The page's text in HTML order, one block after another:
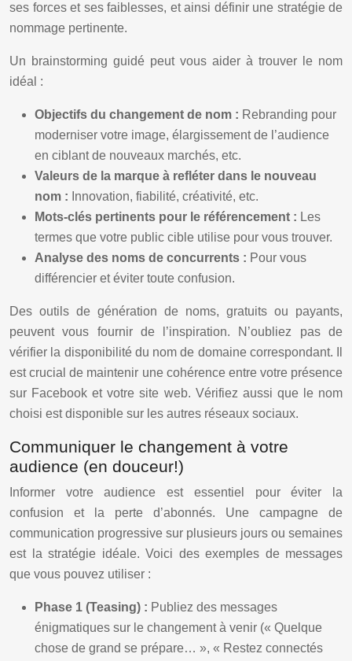
ses forces et ses faiblesses, et ainsi définir une stratégie de
nommage pertinente.
Un brainstorming guidé peut vous aider à trouver le nom
idéal :
Objectifs du changement de nom : Rebranding pour
moderniser votre image, élargissement de l’audience
en ciblant de nouveaux marchés, etc.
Valeurs de la marque à refléter dans le nouveau
nom : Innovation, fiabilité, créativité, etc.
Mots-clés pertinents pour le référencement : Les
termes que votre public cible utilise pour vous trouver.
Analyse des noms de concurrents : Pour vous
différencier et éviter toute confusion.
Des outils de génération de noms, gratuits ou payants,
peuvent vous fournir de l’inspiration. N’oubliez pas de
vérifier la disponibilité du nom de domaine correspondant. Il
est crucial de maintenir une cohérence entre votre présence
sur Facebook et votre site web. Vérifiez aussi que le nom
choisi est disponible sur les autres réseaux sociaux.
Communiquer le changement à votre
audience (en douceur!)
Informer votre audience est essentiel pour éviter la
confusion et la perte d’abonnés. Une campagne de
communication progressive sur plusieurs jours ou semaines
est la stratégie idéale. Voici des exemples de messages
que vous pouvez utiliser :
Phase 1 (Teasing) : Publiez des messages
énigmatiques sur le changement à venir (« Quelque
chose de grand se prépare… », « Restez connectés